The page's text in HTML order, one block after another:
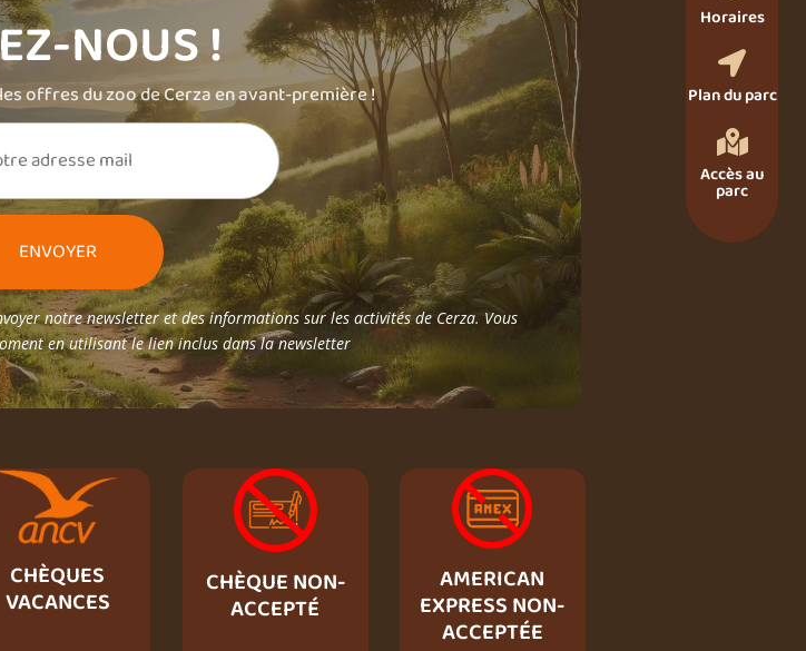
Horaires

Plan du parc

Accès au
parc
NOUS !
offres du zoo de Cerza en avant-première !
notre newsletter et des informations sur les activités de Cerza. Vous
en utilisant le lien inclus dans la newsletter
CHÈQUES
VACANCES
CHÈQUE NON-
ACCEPTÉ
AMERICAN
EXPRESS NON-
ACCEPTÉE